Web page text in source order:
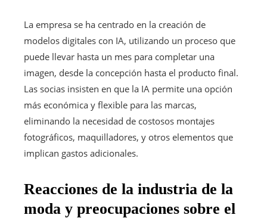
La empresa se ha centrado en la creación de
modelos digitales con IA, utilizando un proceso que
puede llevar hasta un mes para completar una
imagen, desde la concepción hasta el producto final.
Las socias insisten en que la IA permite una opción
más económica y flexible para las marcas,
eliminando la necesidad de costosos montajes
fotográficos, maquilladores, y otros elementos que
implican gastos adicionales.
Reacciones de la industria de la
moda y preocupaciones sobre el